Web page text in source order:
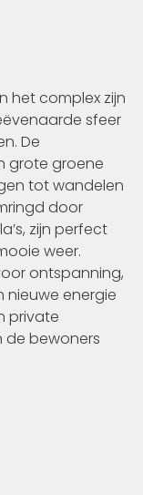
het complex zijn
sfeer
De
grote groene
tot wandelen
door
zijn perfect
weer.
ontspanning,
nieuwe energie
private
de bewoners